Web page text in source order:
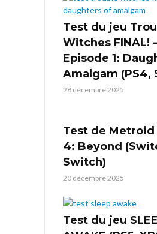
Test du jeu
Witches FINAL!
Episode 1:
Amalgam (PS4,
28 décembre 2025
Test de
4: Beyond
Switch)
20 décembre 2025
Test du jeu